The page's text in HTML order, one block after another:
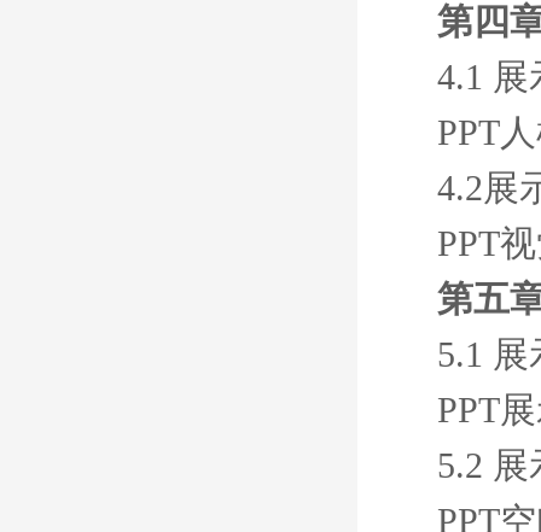
第四
4.1
PPT
4.2展
PPT
第五
5.1
PPT
5.2
PPT